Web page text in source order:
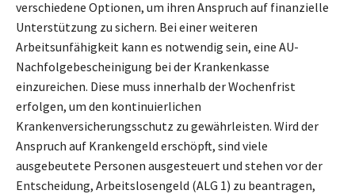
verschiedene Optionen, um ihren Anspruch auf finanzielle
Unterstützung zu sichern. Bei einer weiteren
Arbeitsunfähigkeit kann es notwendig sein, eine AU-
Nachfolgebescheinigung bei der Krankenkasse
einzureichen. Diese muss innerhalb der Wochenfrist
erfolgen, um den kontinuierlichen
Krankenversicherungsschutz zu gewährleisten. Wird der
Anspruch auf Krankengeld erschöpft, sind viele
ausgebeutete Personen ausgesteuert und stehen vor der
Entscheidung, Arbeitslosengeld (ALG 1) zu beantragen,